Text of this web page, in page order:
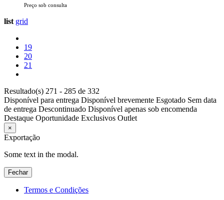
Preço sob consulta
list grid
19
20
21
Resultado(s) 271 - 285 de 332
Disponível para entrega Disponível brevemente Esgotado Sem data
de entrega Descontinuado Disponível apenas sob encomenda
Destaque Oportunidade Exclusivos Outlet
×
Exportação
Some text in the modal.
Fechar
Termos e Condições